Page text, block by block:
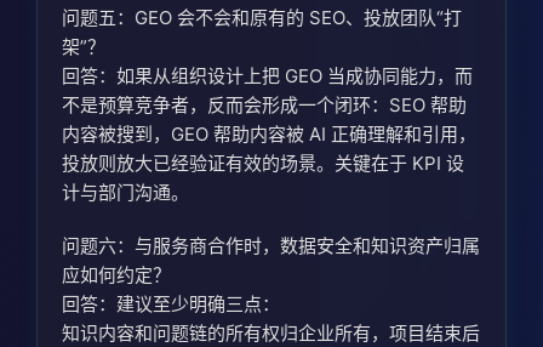
问题五：GEO 会不会和原有的 SEO、投放团队“打
架”？
回答：如果从组织设计上把 GEO 当成协同能力，而
不是预算竞争者，反而会形成一个闭环：SEO 帮助
内容被搜到，GEO 帮助内容被 AI 正确理解和引用，
投放则放大已经验证有效的场景。关键在于 KPI 设
计与部门沟通。
问题六：与服务商合作时，数据安全和知识资产归属
应如何约定？
回答：建议至少明确三点：
知识内容和问题链的所有权归企业所有，项目结束后